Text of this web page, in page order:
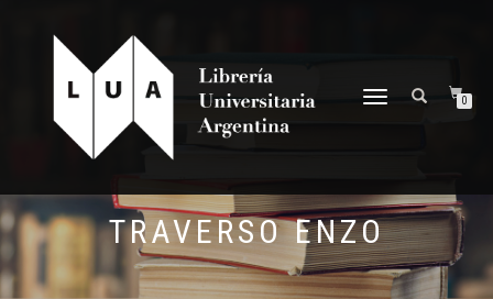
NAVEGACIÓN
0
TRAVERSO ENZO